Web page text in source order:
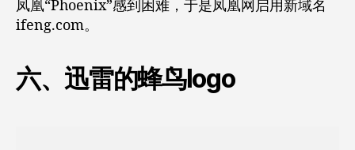
凤凰“Phoenix”感到困难，于是凤凰网启用新域名
ifeng.com。
六、迅雷的蜂鸟logo